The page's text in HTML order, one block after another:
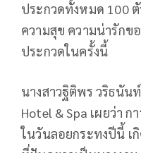
ประกวดทั้งหมด 100
ความสุข ความน่ารักข
ประกวดในครั้งนี้
นางสาวฐิติพร วริธนัน
Hotel & Spa เผยว่า
ในวันลอยกระทงปีนี้ เ